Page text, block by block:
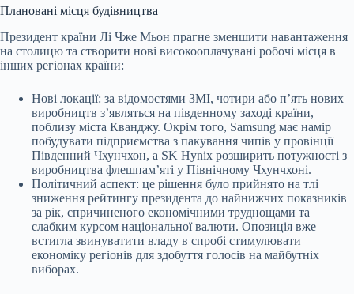
Плановані місця будівництва
Президент країни Лі Чже Мьон прагне зменшити навантаження
на столицю та створити нові високооплачувані робочі місця в
інших регіонах країни:
Нові локації: за відомостями ЗМІ, чотири або п’ять нових
виробництв з’являться на південному заході країни,
поблизу міста Кванджу. Окрім того, Samsung має намір
побудувати підприємства з пакування чипів у провінції
Південний Чхунчхон, а SK Hynix розширить потужності з
виробництва флешпам’яті у Північному Чхунчхоні.
Політичний аспект: це рішення було прийнято на тлі
зниження рейтингу президента до найнижчих показників
за рік, спричиненого економічними труднощами та
слабким курсом національної валюти. Опозиція вже
встигла звинуватити владу в спробі стимулювати
економіку регіонів для здобуття голосів на майбутніх
виборах.